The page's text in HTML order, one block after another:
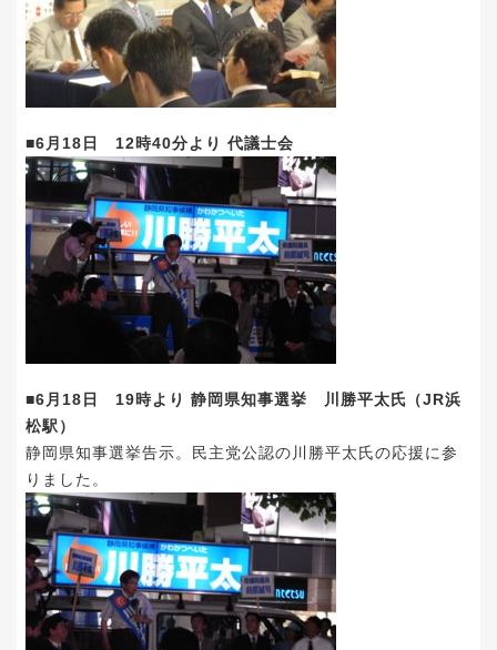
■6月18日 12時40分より 代議士会
■6月18日 19時より 静岡県知事選挙 川勝平太氏（JR浜
松駅）
静岡県知事選挙告示。民主党公認の川勝平太氏の応援に参
りました。